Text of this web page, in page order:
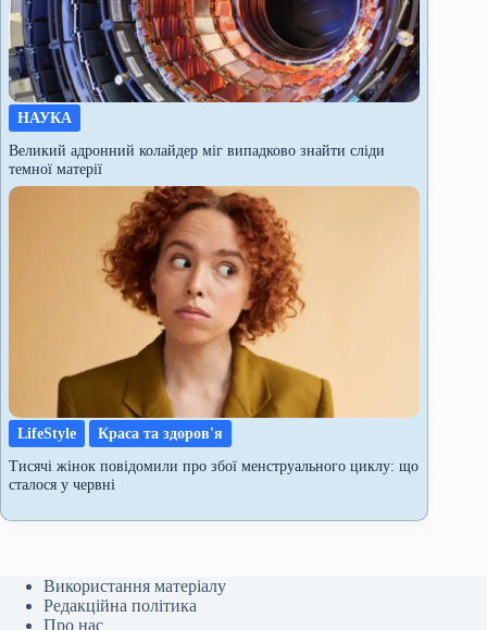
НАУКА
Великий адронний колайдер міг випадково знайти сліди
темної матерії
LifeStyle
Краса та здоров'я
Тисячі жінок повідомили про збої менструального циклу: що
сталося у червні
Використання матеріалу
Редакційна політика
Про нас